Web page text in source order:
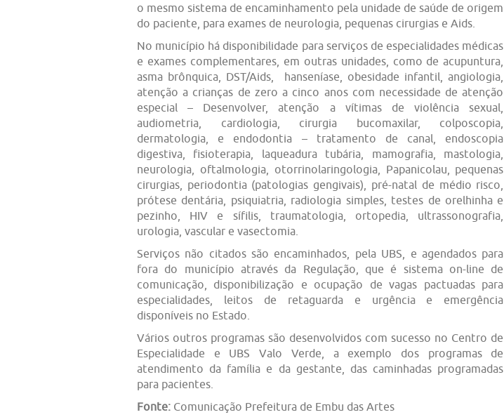
o mesmo sistema de encaminhamento pela unidade de saúde de origem
do paciente, para exames de neurologia, pequenas cirurgias e Aids.
No município há disponibilidade para serviços de especialidades médicas
e exames complementares, em outras unidades, como de acupuntura,
asma brônquica, DST/Aids, hanseníase, obesidade infantil, angiologia,
atenção a crianças de zero a cinco anos com necessidade de atenção
especial – Desenvolver, atenção a vítimas de violência sexual,
audiometria, cardiologia, cirurgia bucomaxilar, colposcopia,
dermatologia, e endodontia – tratamento de canal, endoscopia
digestiva, fisioterapia, laqueadura tubária, mamografia, mastologia,
neurologia, oftalmologia, otorrinolaringologia, Papanicolau, pequenas
cirurgias, periodontia (patologias gengivais), pré-natal de médio risco,
prótese dentária, psiquiatria, radiologia simples, testes de orelhinha e
pezinho, HIV e sífilis, traumatologia, ortopedia, ultrassonografia,
urologia, vascular e vasectomia.
Serviços não citados são encaminhados, pela UBS, e agendados para
fora do município através da Regulação, que é sistema on-line de
comunicação, disponibilização e ocupação de vagas pactuadas para
especialidades, leitos de retaguarda e urgência e emergência
disponíveis no Estado.
Vários outros programas são desenvolvidos com sucesso no Centro de
Especialidade e UBS Valo Verde, a exemplo dos programas de
atendimento da família e da gestante, das caminhadas programadas
para pacientes.
Fonte: Comunicação Prefeitura de Embu das Artes